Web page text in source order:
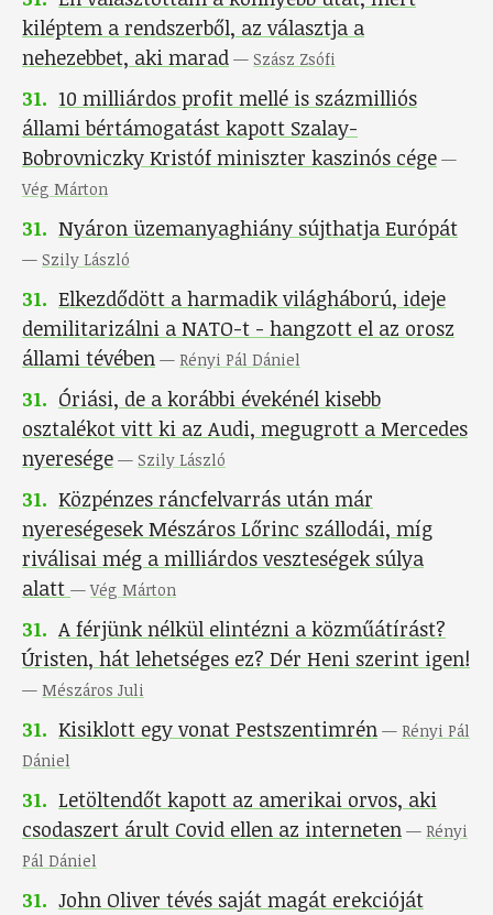
kiléptem a rendszerből, az választja a
nehezebbet, aki marad — Szász Zsófi
31. 10 milliárdos profit mellé is százmilliós
állami bértámogatást kapott Szalay-
Bobrovniczky Kristóf miniszter kaszinós cége —
Vég Márton
31. Nyáron üzemanyaghiány sújthatja Európát
— Szily László
31. Elkezdődött a harmadik világháború, ideje
demilitarizálni a NATO-t - hangzott el az orosz
állami tévében — Rényi Pál Dániel
31. Óriási, de a korábbi évekénél kisebb
osztalékot vitt ki az Audi, megugrott a Mercedes
nyeresége — Szily László
31. Közpénzes ráncfelvarrás után már
nyereségesek Mészáros Lőrinc szállodái, míg
riválisai még a milliárdos veszteségek súlya
alatt —Vég Márton
31. A férjünk nélkül elintézni a közműátírást?
Úristen, hát lehetséges ez? Dér Heni szerint igen!
— Mészáros Juli
31. Kisiklott egy vonat Pestszentimrén — Rényi Pál
Dániel
31. Letöltendőt kapott az amerikai orvos, aki
csodaszert árult Covid ellen az interneten — Rényi
Pál Dániel
31. John Oliver tévés saját magát erekcióját